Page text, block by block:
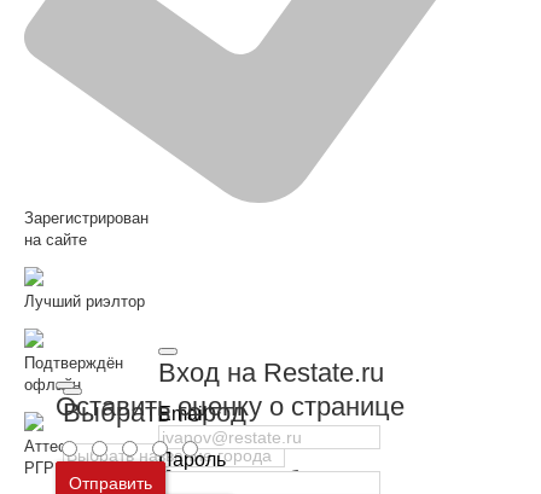
Выбрать город
Москва и
Московская область
Вход на Restate.ru
Email
Пароль
Зарегистрирован
на сайте
Лучший риэлтор
Подтверждён
офлайн
Аттестован
РГР
Оставить оценку о странице
Отправить